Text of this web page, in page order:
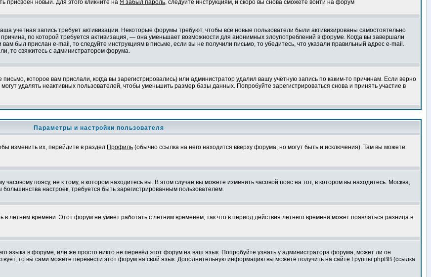
присвоен новый. Для этого кликните на Я забыл пароль, следуйте инструкциям, и скоро вы снова сможете войти на форум
учетная запись требует активизации. Некоторые форумы требуют, чтобы все новые пользователи были активизированы самостоятельно
по которой требуется активизация, — она уменьшает возможности для анонимных злоупотреблений в форуме. Когда вы завершали
был прислан e-mail, то следуйте инструкциям в письме, если вы не получили письмо, то убедитесь, что указали правильный адрес e-mail.
то свяжитесь с администратором форума.
которое вам прислали, когда вы зарегистрировались) или администратор удалил вашу учётную запись по каким-то причинам. Если верно
удалять неактивных пользователей, чтобы уменьшить размер базы данных. Попробуйте зарегистрироваться снова и принять участие в
Параметры и настройки пользователя
изменить их, перейдите в раздел Профиль (обычно ссылка на него находится вверху форума, но могут быть и исключения). Там вы можете
поясу, не к тому, в котором находитесь вы. В этом случае вы можете изменить часовой пояс на тот, в котором вы находитесь: Москва,
настроек, требуется быть зарегистрированным пользователем.
летнем времени. Этот форум не умеет работать с летним временем, так что в период действия летнего времени может появляться разница в
языка в форуме, или же просто никто не перевёл этот форум на ваш язык. Попробуйте узнать у администратора форума, может ли он
то вы сами можете перевести этот форум на свой язык. Дополнительную информацию вы можете получить на сайте Группы phpBB (ссылка